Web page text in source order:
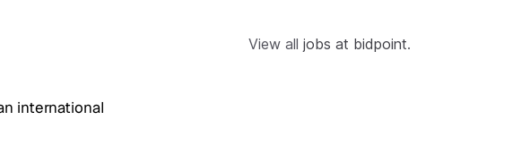
View all jobs at bidpoint.
international